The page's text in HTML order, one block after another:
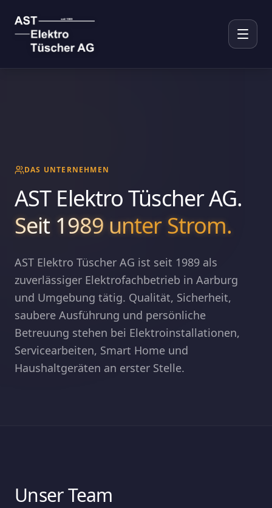
Menü
Übersicht Service
Mängelbericht
Multimedia
Haushaltgeräte
Lehrstellen
DAS UNTERNEHMEN
AST Elektro Tüscher AG.
Seit 1989 unter Strom.
AST Elektro Tüscher AG ist seit 1989 als
zuverlässiger Elektrofachbetrieb in Aarburg
und Umgebung tätig. Qualität, Sicherheit,
saubere Ausführung und persönliche
Betreuung stehen bei Elektroinstallationen,
Servicearbeiten, Smart Home und
Haushaltgeräten an erster Stelle.
Unser Team